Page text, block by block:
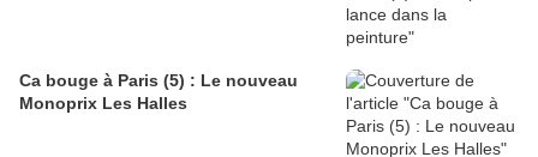
Ca bouge à Paris (5) : Le nouveau
Monoprix Les Halles